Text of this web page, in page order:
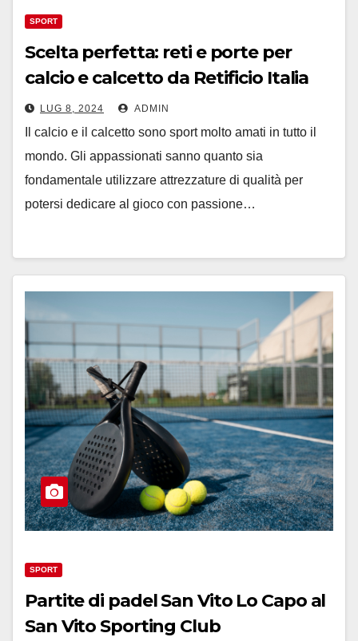
SPORT
Scelta perfetta: reti e porte per
calcio e calcetto da Retificio Italia
LUG 8, 2024 ADMIN
Il calcio e il calcetto sono sport molto amati in tutto il
mondo. Gli appassionati sanno quanto sia
fondamentale utilizzare attrezzature di qualità per
potersi dedicare al gioco con passione…
SPORT
Partite di padel San Vito Lo Capo al
San Vito Sporting Club